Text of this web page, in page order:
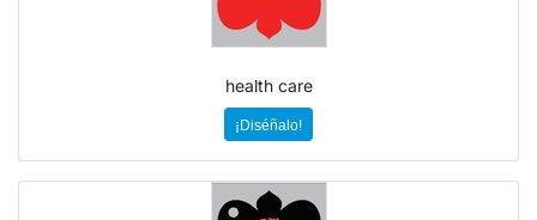
health care
¡Diséñalo!